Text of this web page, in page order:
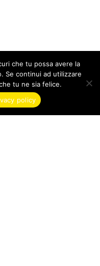
Wishlist
che tu possa avere la
Se continui ad utilizzare
tu ne sia felice.
policy